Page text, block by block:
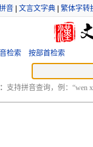
音 文言文字典 繁体字转
检索 按部首检索
支持拼音查询，例：“wen